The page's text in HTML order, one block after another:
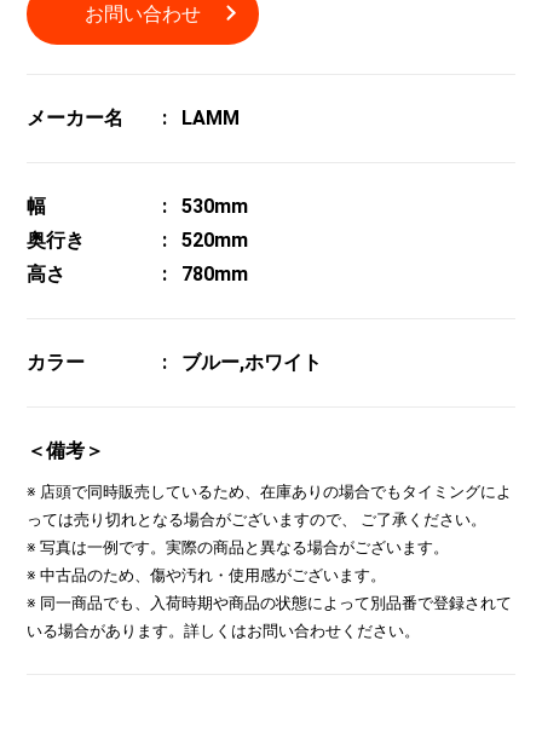
お問い合わせ
メーカー名 LAMM
幅
530mm
奥行き
520mm
高さ
780mm
カラー ブルー,ホワイト
＜備考＞
※ 店頭で同時販売しているため、在庫ありの場合でもタイミングによ
っては売り切れとなる場合がございますので、 ご了承ください。
※ 写真は一例です。実際の商品と異なる場合がございます。
※ 中古品のため、傷や汚れ・使用感がございます。
※ 同一商品でも、入荷時期や商品の状態によって別品番で登録されて
いる場合があります。詳しくはお問い合わせください。